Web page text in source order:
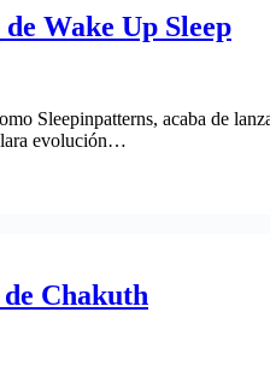
Wake Up Sleep
Sleepinpatterns, acaba de
evolución…
Chakuth